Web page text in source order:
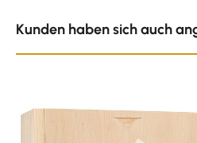
Kunden haben sich auch